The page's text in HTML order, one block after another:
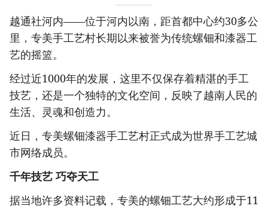
越通社河内——位于河内以南，距首都中心约30多公
里，专美手工艺村长期以来被誉为传统螺钿和漆器工
艺的摇篮。
经过近1000年的发展，这里不仅保存着精湛的手工
技艺，还是一个独特的文化空间，反映了越南人民的
生活、灵魂和创造力。
近日，专美螺钿漆器手工艺村正式成为世界手工艺城
市网络成员。
千年技艺 巧夺天工
据当地许多资料记载，专美的螺钿工艺大约形成于11